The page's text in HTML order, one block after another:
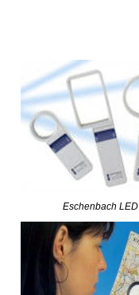
Eschenbach LED